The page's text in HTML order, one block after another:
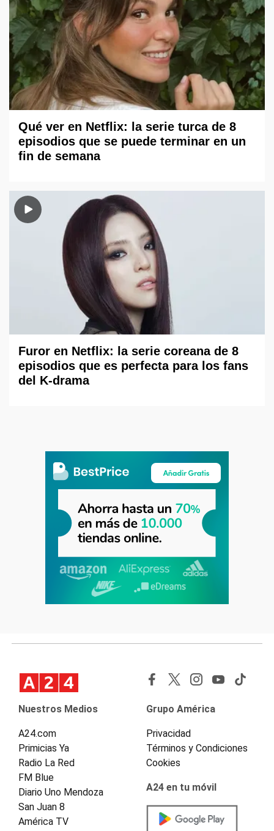
Qué ver en Netflix: la serie turca de 8
episodios que se puede terminar en un
fin de semana
Furor en Netflix: la serie coreana de 8
episodios que es perfecta para los fans
del K-drama
Nuestros Medios
A24.com
Primicias Ya
Radio La Red
FM Blue
Diario Uno Mendoza
San Juan 8
América TV
Grupo América
Privacidad
Términos y Condiciones
Cookies
A24 en tu móvil